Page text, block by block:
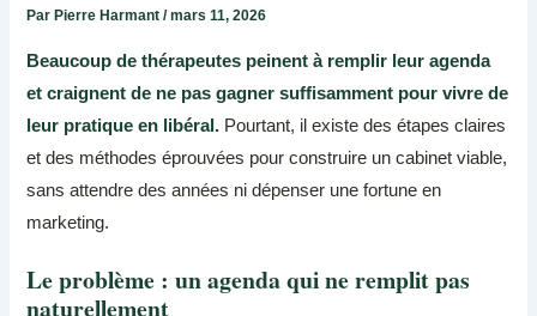
Par Pierre Harmant/mars 11, 2026
Beaucoup de thérapeutes peinent à remplir leur agenda
et craignent de ne pas gagner suffisamment pour vivre de
leur pratique en libéral. Pourtant, il existe des étapes claires
et des méthodes éprouvées pour construire un cabinet viable,
sans attendre des années ni dépenser une fortune en
marketing.
Le problème : un agenda qui ne remplit pas
naturellement